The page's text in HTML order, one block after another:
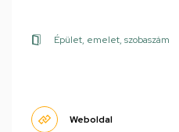
Épület, emelet, szobaszám
Weboldal